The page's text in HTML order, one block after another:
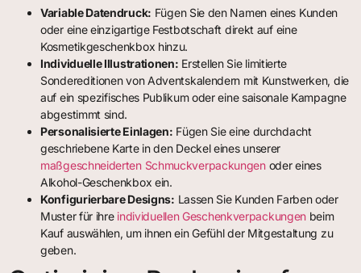
Variable Datendruck: Fügen Sie den Namen eines Kunden
oder eine einzigartige Festbotschaft direkt auf eine
Kosmetikgeschenkbox hinzu.
Individuelle Illustrationen: Erstellen Sie limitierte
Sondereditionen von Adventskalendern mit Kunstwerken, die
auf ein spezifisches Publikum oder eine saisonale Kampagne
abgestimmt sind.
Personalisierte Einlagen: Fügen Sie eine durchdacht
geschriebene Karte in den Deckel eines unserer
maßgeschneiderten Schmuckverpackungenoder eines
Alkohol-Geschenkbox ein.
Konfigurierbare Designs: Lassen Sie Kunden Farben oder
Muster für ihre individuellen Geschenkverpackungen beim
Kauf auswählen, um ihnen ein Gefühl der Mitgestaltung zu
geben.